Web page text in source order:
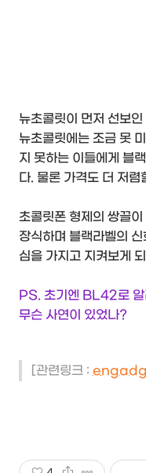
뉴초콜릿이 먼저 선보
뉴초콜릿에는 조금 못
지 못하는 이들에게 블
다. 물론 가격도 더 저렴
초콜릿폰 형제의 쌍끌
장식하며 블랙라벨의
심을 가지고 지켜보게
PS. 초기엔 BL42로 알
무슨 사연이 있었나?
[관련링크 :